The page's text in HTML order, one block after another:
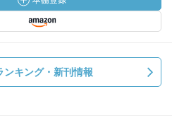
ンキング・新刊情報